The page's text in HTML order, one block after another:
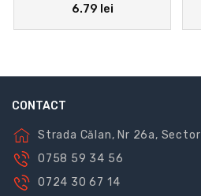
pentru Industrie și Produse
6.79 lei
CONTACT
Strada Călan, Nr 26a,
0758 59 34 56
0724 30 67 14